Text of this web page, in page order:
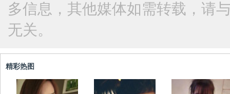
多信息，其他媒体如需转载，请
无关。
精彩热图